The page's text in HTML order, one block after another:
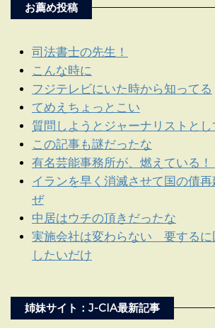
お薦め投稿
司法書士の先生！
こんな時に
フジテレビにいた時から知ってる
てめえちょっとこい
質問しようとジャーナリストとし
この記事も謎だったな
有名芸能事務所が、燃えている！
イランを早く消滅させて国の債再
ぜ
中居はウチの頂きだったな
実施会社は変わらない 要するに
したいだけ
姉妹サイト：J-CIA最新記事